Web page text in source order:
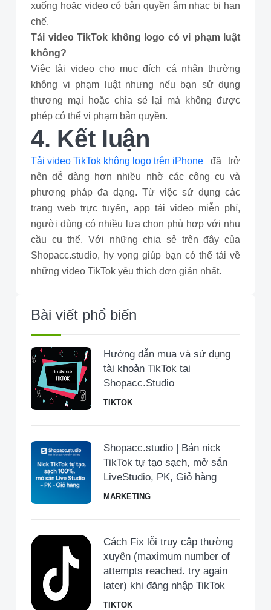
xuống hoặc video có bản quyền âm nhạc bị hạn
chế.
Tải video TikTok không logo có vi phạm luật
không?
Việc tải video cho mục đích cá nhân thường
không vi phạm luật nhưng nếu bạn sử dụng
thương mại hoặc chia sẻ lại mà không được
phép có thể vi phạm bản quyền.
4. Kết luận
Tải video TikTok không logo trên iPhone đã trở
nên dễ dàng hơn nhiều nhờ các công cụ và
phương pháp đa dạng. Từ việc sử dụng các
trang web trực tuyến, app tải video miễn phí,
người dùng có nhiều lựa chọn phù hợp với nhu
cầu cụ thể. Với những chia sẻ trên đây của
Shopacc.studio, hy vọng giúp bạn có thể tải về
những video TikTok yêu thích đơn giản nhất.
Bài viết phổ biến
Hướng dẫn mua và sử dụng
tài khoản TikTok tại
Shopacc.Studio
TIKTOK
Shopacc.studio | Bán nick
TikTok tự tạo sạch, mở sẵn
LiveStudio, PK, Giỏ hàng
MARKETING
Cách Fix lỗi truy cập thường
xuyên (maximum number of
attempts reached. try again
later) khi đăng nhập TikTok
TIKTOK